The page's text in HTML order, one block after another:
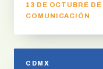
13 DE OCTUBRE DE
COMUNICACIÓN
CDMX